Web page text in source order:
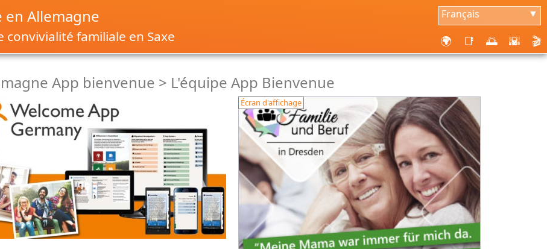
Français ▼
en Allemagne
convivialité familiale en Saxe 🌍 📑 🌅 🌇 🎬
App bienvenue > L'équipe App Bienvenue
Écran d'affichage